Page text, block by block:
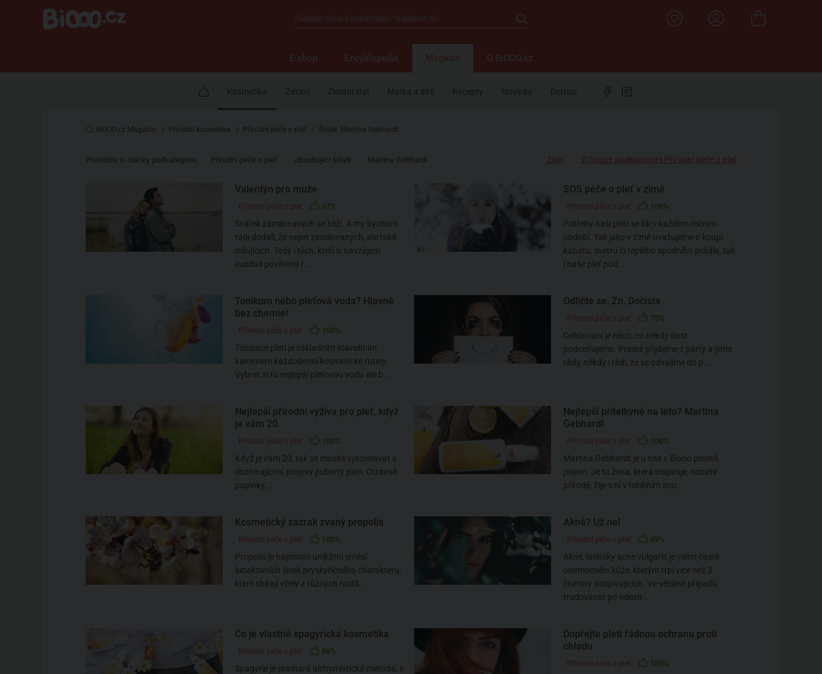
E-shop Encyklopedie Magazín O BiOOO.cz
Kosmetika Zdraví Životní styl Matka a dítě Recepty Novinky Domov
BiOOO.cz Magazin / Přírodní kosmetika / Přírodní péče o pleť / Štítek: Martina Gebhardt
Zpět Zobrazit podkategorii Přírodní péče o pleť
Prohlížíte si články podkategorie Přírodní péče o pleť obsahující štítek: Martina Gebhardt
Valentýn pro muže
Přírodní péče o pleť 67%
Svátek zamilovaných se blíží. A my bychom
rádi dodali, že nejen zamilovaných, ale také
milujících. Tedy i těch, kteří si navzájem
sundali pověstné r...
SOS péče o pleť v zimě
Přírodní péče o pleť 100%
Potřeby naší pleti se liší v každém ročním
období. Tak jako v zimě uvažujeme o koupi
kabátu, svetru či teplého spodního prádla, tak
i naše pleť potř...
Tonikum nebo pleťová voda? Hlavně
bez chemie!
Přírodní péče o pleť 100%
Tonizace pleti je základním stavebním
kamenem každodenní kosmetické rutiny.
Vybrat si tu nejlepší pleťovou vodu ale b...
Odličte se. Zn. Dočista
Přírodní péče o pleť 75%
Odličování je něco, co někdy dost
podceňujeme. Prostě přijdeme z párty a jsme
rády, někdy i rádi, že se odvalíme do p...
Nejlepší přírodní výživa pro pleť, když
je vám 20
Přírodní péče o pleť 100%
Když je vám 20, tak se musíte vyrovnávat s
doznívajícími projevy puberty pleti. Otravné
pupínky, ...
Nejlepší přítelkyně na léto? Martina
Gebhardt
Přírodní péče o pleť 100%
Martina Gebhardt je u nás v Biooo prostě
pojem. Je to žena, která inspiruje, rozumí
přírodě, žije s ní v totálním sou...
Kosmetický zázrak zvaný propolis
Přírodní péče o pleť 100%
Propolis je naprosto unikátní směsí
bioaktivních látek pryskyřičného charakteru,
které sbírají včely z různých rostli...
Akné? Už ne!
Přírodní péče o pleť 89%
Akné, latinsky acne vulgaris je velmi časté
onemocnění kůže, kterým trpí více než 3
čtvrtiny dospívajících. Ve většině případů
trudovitost po odezn...
Co je vlastně spagyrická kosmetika
Přírodní péče o pleť 86%
Spagyrie je prastará alchymistická metoda, s
Dopřejte pleti řádnou ochranu proti
chladu
Přírodní péče o pleť 100%